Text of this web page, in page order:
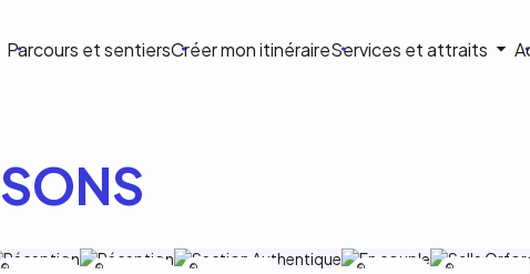
Parcours et sentiersCréer mon itinéraireServices et attraits